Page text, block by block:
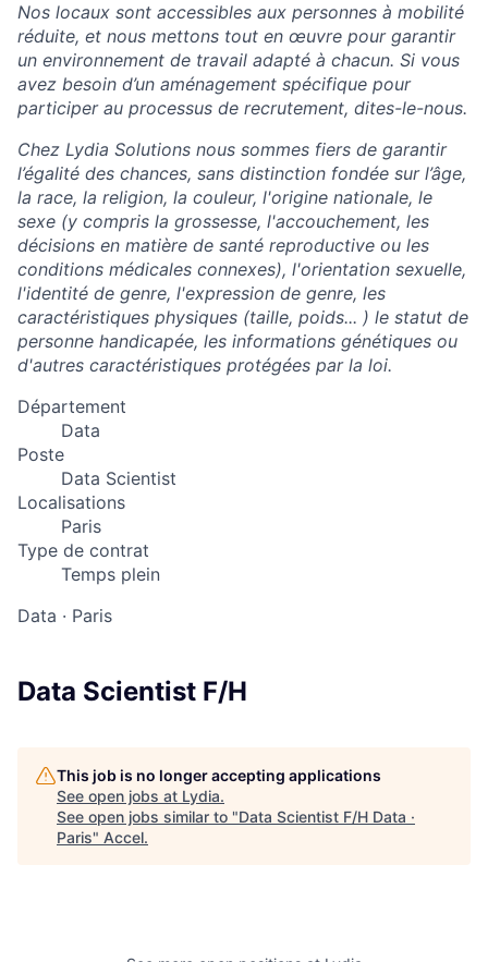
Nos locaux sont accessibles aux personnes à mobilité
réduite, et nous mettons tout en œuvre pour garantir
un environnement de travail adapté à chacun. Si vous
avez besoin d’un aménagement spécifique pour
participer au processus de recrutement, dites-le-nous.
Chez Lydia Solutions nous sommes fiers de garantir
l’égalité des chances, sans distinction fondée sur l’âge,
la race, la religion, la couleur, l'origine nationale, le
sexe (y compris la grossesse, l'accouchement, les
décisions en matière de santé reproductive ou les
conditions médicales connexes), l'orientation sexuelle,
l'identité de genre, l'expression de genre, les
caractéristiques physiques (taille, poids... ) le statut de
personne handicapée, les informations génétiques ou
d'autres caractéristiques protégées par la loi.
Département
Data
Poste
Data Scientist
Localisations
Paris
Type de contrat
Temps plein
Data · Paris
Data Scientist F/H
This job is no longer accepting applications
See open jobs at Lydia.
See open jobs similar to "Data Scientist F/H Data ·
Paris" Accel.